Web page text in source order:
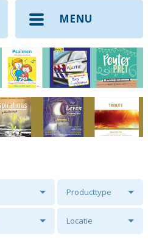
MENU
Producttype
Locatie